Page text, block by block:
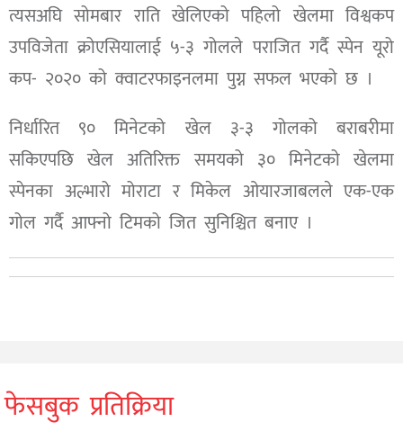
त्यसअघि सोमबार राति खेलिएको पहिलो खेलमा विश्वकप
उपविजेता क्रोएसियालाई ५-३ गोलले पराजित गर्दै स्पेन यूरो
कप- २०२० को क्वाटरफाइनलमा पुग्न सफल भएको छ ।
निर्धारित ९० मिनेटको खेल ३-३ गोलको बराबरीमा
सकिएपछि खेल अतिरिक्त समयको ३० मिनेटको खेलमा
स्पेनका अल्भारो मोराटा र मिकेल ओयारजाबलले एक-एक
गोल गर्दै आफ्नो टिमको जित सुनिश्चित बनाए ।
फेसबुक प्रतिक्रिया